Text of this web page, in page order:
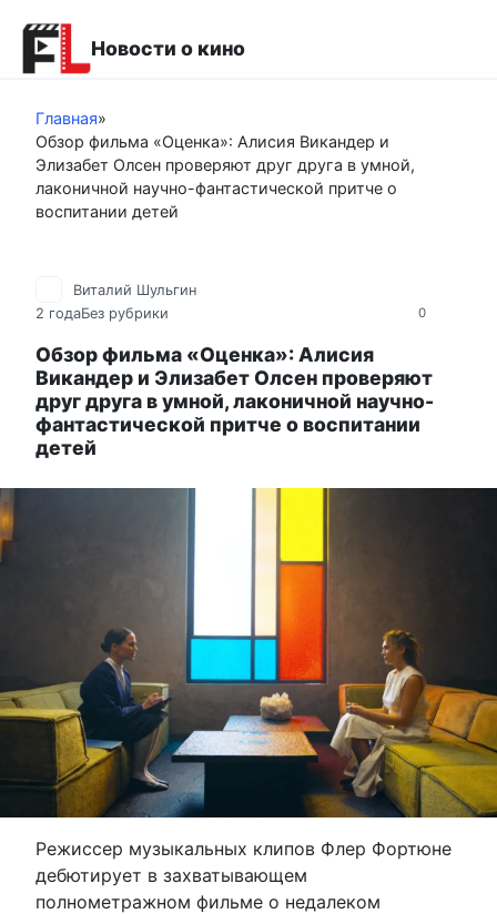
контенту
Новости о кино
Главная»
Обзор фильма «Оценка»: Алисия Викандер и
Элизабет Олсен проверяют друг друга в умной,
лаконичной научно-фантастической притче о
воспитании детей
0
Виталий Шульгин
2 годаБез рубрики
Обзор фильма «Оценка»: Алисия
Викандер и Элизабет Олсен проверяют
друг друга в умной, лаконичной научно-
фантастической притче о воспитании
детей
Режиссер музыкальных клипов Флер Фортюне
дебютирует в захватывающем
полнометражном фильме о недалеком